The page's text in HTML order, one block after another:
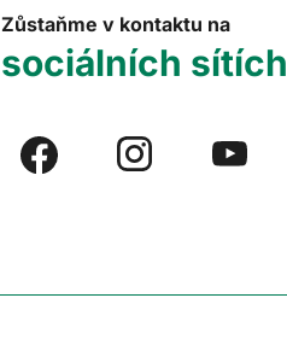
Zůstaňme v kontaktu na
sociálních sítích